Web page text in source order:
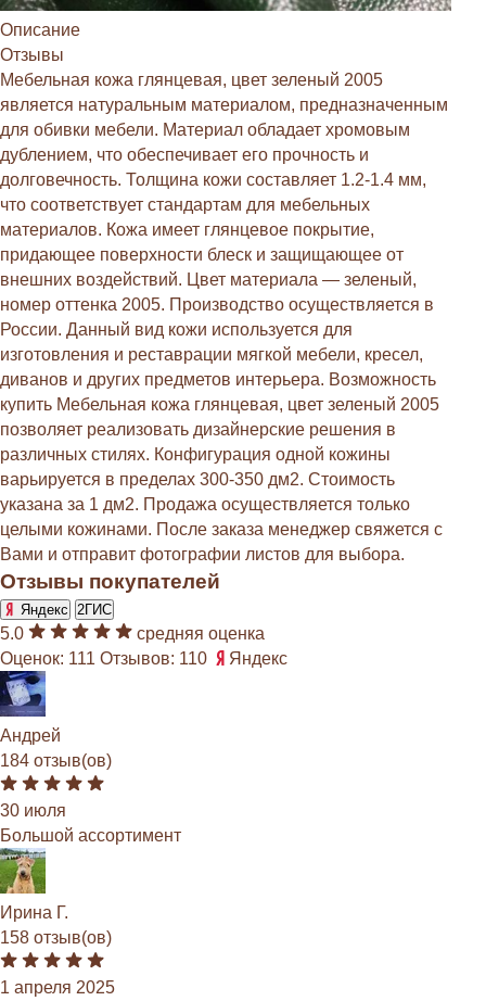
Описание
Отзывы
Мебельная кожа глянцевая, цвет зеленый 2005
является натуральным материалом, предназначенным
для обивки мебели. Материал обладает хромовым
дублением, что обеспечивает его прочность и
долговечность. Толщина кожи составляет 1.2-1.4 мм,
что соответствует стандартам для мебельных
материалов. Кожа имеет глянцевое покрытие,
придающее поверхности блеск и защищающее от
внешних воздействий. Цвет материала — зеленый,
номер оттенка 2005. Производство осуществляется в
России. Данный вид кожи используется для
изготовления и реставрации мягкой мебели, кресел,
диванов и других предметов интерьера. Возможность
купить Мебельная кожа глянцевая, цвет зеленый 2005
позволяет реализовать дизайнерские решения в
различных стилях. Конфигурация одной кожины
варьируется в пределах 300-350 дм2. Стоимость
указана за 1 дм2. Продажа осуществляется только
целыми кожинами. После заказа менеджер свяжется с
Вами и отправит фотографии листов для выбора.
Отзывы покупателей
Яндекс 2ГИС
5.0
средняя оценка
Оценок: 111 Отзывов: 110 Яндекс
Андрей
184 отзыв(ов)
30 июля
Большой ассортимент
Ирина Г.
158 отзыв(ов)
1 апреля 2025